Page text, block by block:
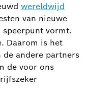
wereldwijd
van nieuwe
speerpunt vormt.
Daarom is het
andere partners
de voor ons